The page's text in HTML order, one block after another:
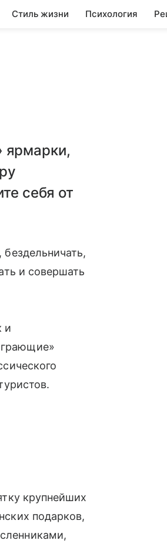
Стиль жизни Психология
ярмарки,
себя от
и совершать
и
крупнейших
подарков,